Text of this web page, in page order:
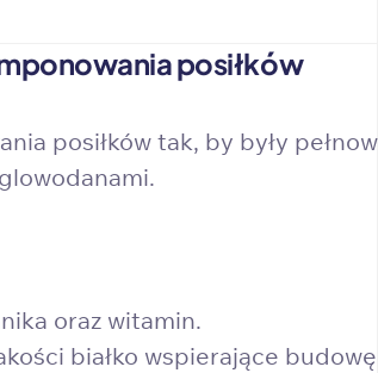
posiłków
posiłków tak, by były
oraz witamin.
białko wspierające